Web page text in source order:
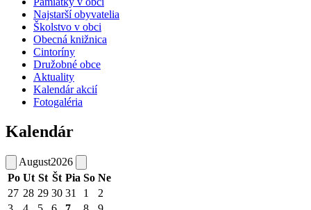
Najstarší obyvatelia
Školstvo v obci
Obecná knižnica
Cintoríny
Družobné obce
Aktuality
Kalendár akcií
Fotogaléria
Kalendár
August2026
Po Ut St Št Pia So Ne
27 28 29 30 31 1
2